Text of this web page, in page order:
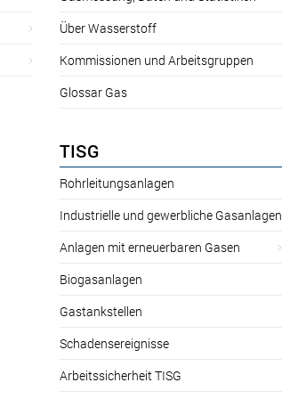
Über Wasserstoff
Kommissionen und Arbeitsgruppen
Glossar Gas
TISG
Rohrleitungsanlagen
Industrielle und gewerbliche Gasanlagen
Anlagen mit erneuerbaren Gasen
Biogasanlagen
Gastankstellen
Schadensereignisse
Arbeitssicherheit TISG